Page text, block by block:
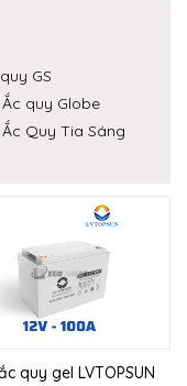
GS
Ắc quy Globe
Ắc Quy Tia Sáng
quy gel LVTOPSUN